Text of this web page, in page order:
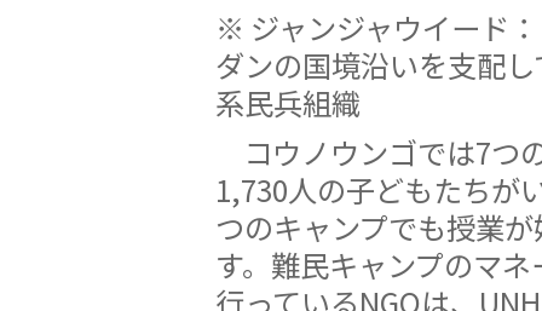
※ ジャンジャウイード
ダンの国境沿いを支配
系民兵組織
コウノウンゴでは7つ
1,730人の子どもたちが
つのキャンプでも授業
す。難民キャンプのマ
行っているNGOは、